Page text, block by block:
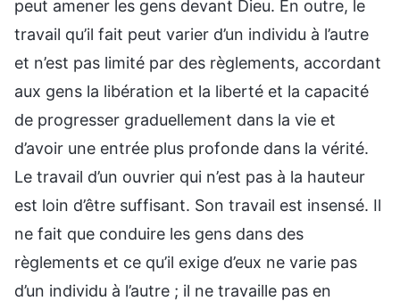
peut amener les gens devant Dieu. En outre, le
travail qu’il fait peut varier d’un individu à l’autre
et n’est pas limité par des règlements, accordant
aux gens la libération et la liberté et la capacité
de progresser graduellement dans la vie et
d’avoir une entrée plus profonde dans la vérité.
Le travail d’un ouvrier qui n’est pas à la hauteur
est loin d’être suffisant. Son travail est insensé. Il
ne fait que conduire les gens dans des
règlements et ce qu’il exige d’eux ne varie pas
d’un individu à l’autre ; il ne travaille pas en